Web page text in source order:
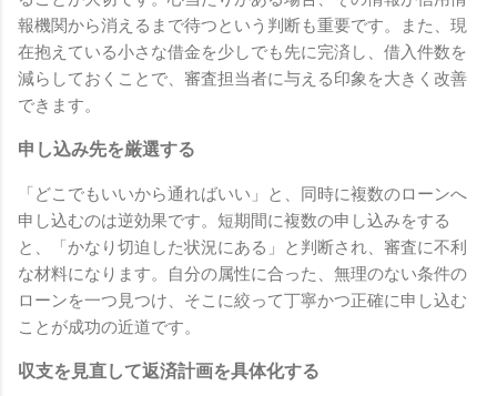
報機関から消えるまで待つという判断も重要です。また、現
在抱えている小さな借金を少しでも先に完済し、借入件数を
減らしておくことで、審査担当者に与える印象を大きく改善
できます。
申し込み先を厳選する
「どこでもいいから通ればいい」と、同時に複数のローンへ
申し込むのは逆効果です。短期間に複数の申し込みをする
と、「かなり切迫した状況にある」と判断され、審査に不利
な材料になります。自分の属性に合った、無理のない条件の
ローンを一つ見つけ、そこに絞って丁寧かつ正確に申し込む
ことが成功の近道です。
収支を見直して返済計画を具体化する